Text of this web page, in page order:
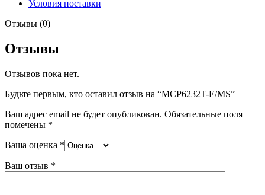
Условия поставки
Отзывы (0)
Отзывы
Отзывов пока нет.
Будьте первым, кто оставил отзыв на “MCP6232T-E/MS”
Ваш адрес email не будет опубликован. Обязательные поля
помечены *
Ваша оценка *
Ваш отзыв *